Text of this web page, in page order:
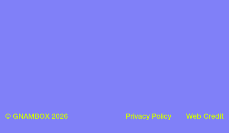
© GNAMBOX 2026 Privacy Policy Web Credit